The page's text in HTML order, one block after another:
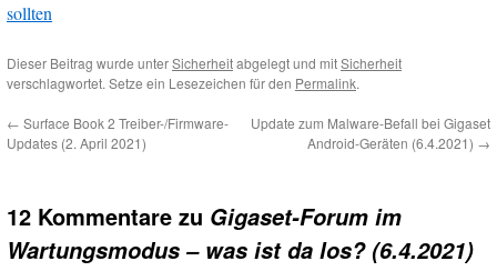
sollten
Dieser Beitrag wurde unterSicherheitabgelegt und mitSicherheit
verschlagwortet. Setze ein Lesezeichen für den Permalink.
← Surface Book 2 Treiber-/Firmware-
Updates (2. April 2021)
Update zum Malware-Befall bei Gigaset
Android-Geräten (6.4.2021) →
12 Kommentare zu Gigaset-Forum im
Wartungsmodus – was ist da los? (6.4.2021)